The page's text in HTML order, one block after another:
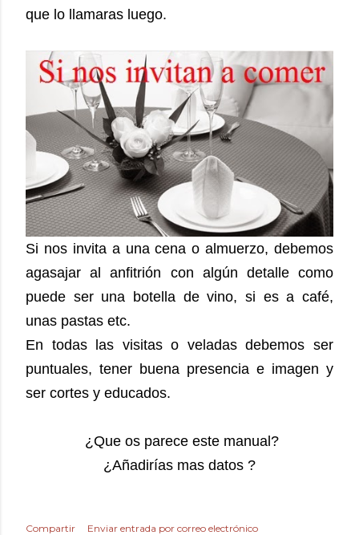
que lo llamaras luego.
Si nos invita a una cena o almuerzo, debemos
agasajar al anfitrión con algún detalle como
puede ser una botella de vino, si es a café,
unas pastas etc.
En todas las visitas o veladas debemos ser
puntuales, tener buena presencia e imagen y
ser cortes y educados.
¿Que os parece este manual?
¿Añadirías mas datos ?
Compartir
Enviar entrada por correo electrónico